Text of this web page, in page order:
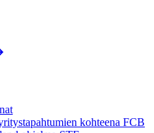
kohteena FCB